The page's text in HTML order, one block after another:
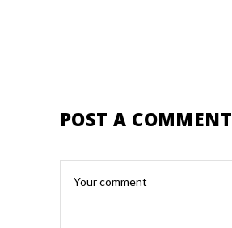
POST A COMMENT